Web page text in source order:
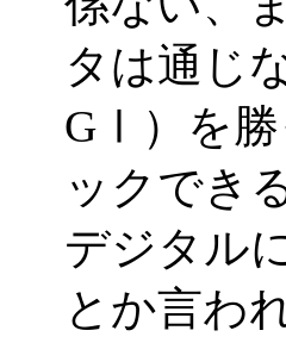
タは通じ
GⅠ）を勝
ックでき
デジタル
とか言わ